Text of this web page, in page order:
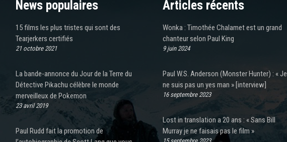
News populaires
15 films les plus tristes qui sont des
Tearjerkers certifiés
21 octobre 2021
La bande-annonce du Jour de la Terre du
Détective Pikachu célèbre le monde
merveilleux de Pokemon
23 avril 2019
Paul Rudd fait la promotion de
Articles récents
Wonka : Timothée Chalamet est un grand
chanteur selon Paul King
9 juin 2024
Paul W.S. Anderson (Monster Hunter) : « Je
ne suis pas un yes man » [interview]
16 septembre 2023
Lost in translation a 20 ans : « Sans Bill
Murray je ne faisais pas le film »